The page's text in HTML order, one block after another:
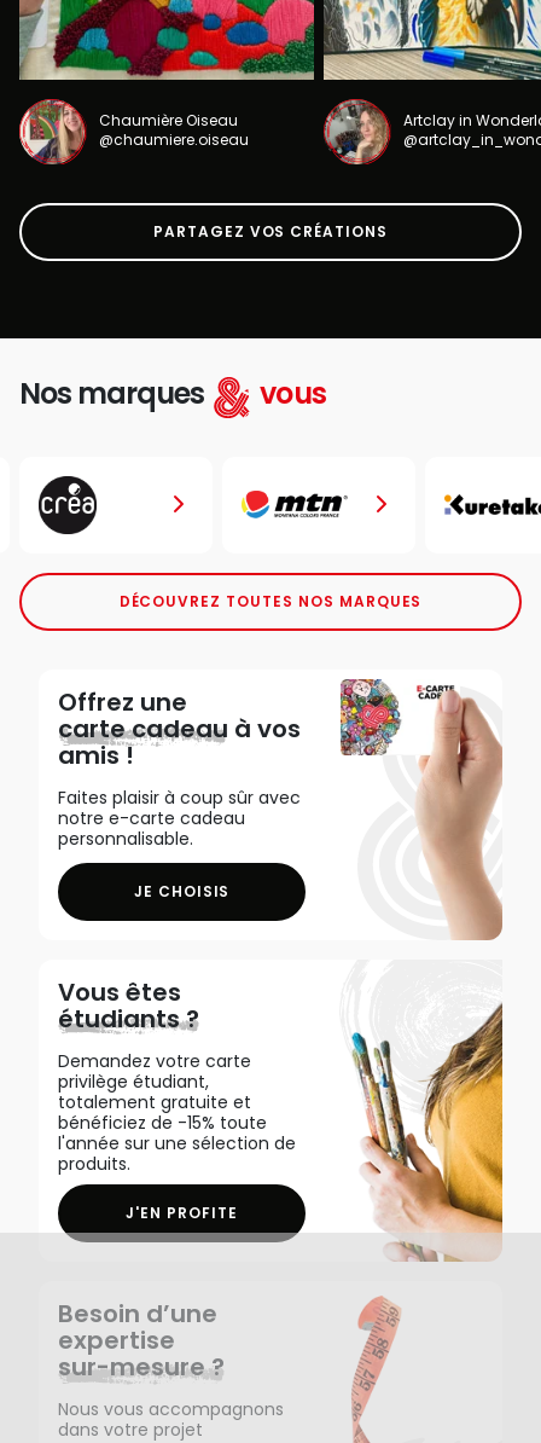
Chaumière Oiseau
@chaumiere.oiseau
Artclay in
PARTAGEZ VOS CRÉATIONS
Nos marques vous
DÉCOUVREZ TOUTES NOS MARQUES
Offrez une
carte cadeau à vos
amis !
Faites plaisir à coup sûr avec
notre e-carte cadeau
personnalisable.
JE CHOISIS
Vous êtes
étudiants ?
Demandez votre carte
privilège étudiant,
totalement gratuite et
bénéficiez de -15% toute
l'année sur une sélection de
produits.
J'EN PROFITE
Besoin d’une
expertise
sur-mesure ?
Nous vous accompagnons
dans votre projet